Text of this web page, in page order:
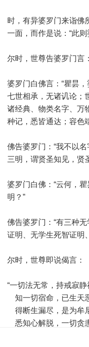
时，有异婆罗门来诣佛
一面，而作是说：“此
尔时，世尊告婆罗门言
婆罗门白佛言：“瞿昙
七世相承，无诸讥论；
诸经典、物类名字、万
种记，悉皆通达；容色
佛告婆罗门：“我不以
三明，谓贤圣知见，贤
婆罗门白佛：“云何，
明？”
佛告婆罗门：“有三种
证明、无学生死智证明
尔时，世尊即说偈言：
“一切法无常，持戒寂静
知一切宿命，已生天
得断生漏尽，是为牟
悉知心解脱，一切贪
我说是三明，非言语